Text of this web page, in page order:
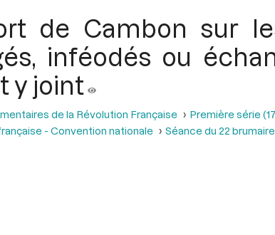
de Cambon sur
inféodés ou
y joint
de la Révolution Française Première série
- Convention nationale
Séance du 22